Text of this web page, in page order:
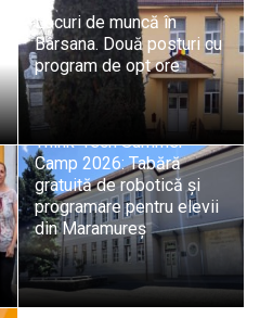
Locuri de muncă în
Bârsana. Două posturi cu
program de opt ore
Think-Tech Summer
Camp 2026: Tabără
gratuită de robotică și
programare pentru elevii
din Maramureș